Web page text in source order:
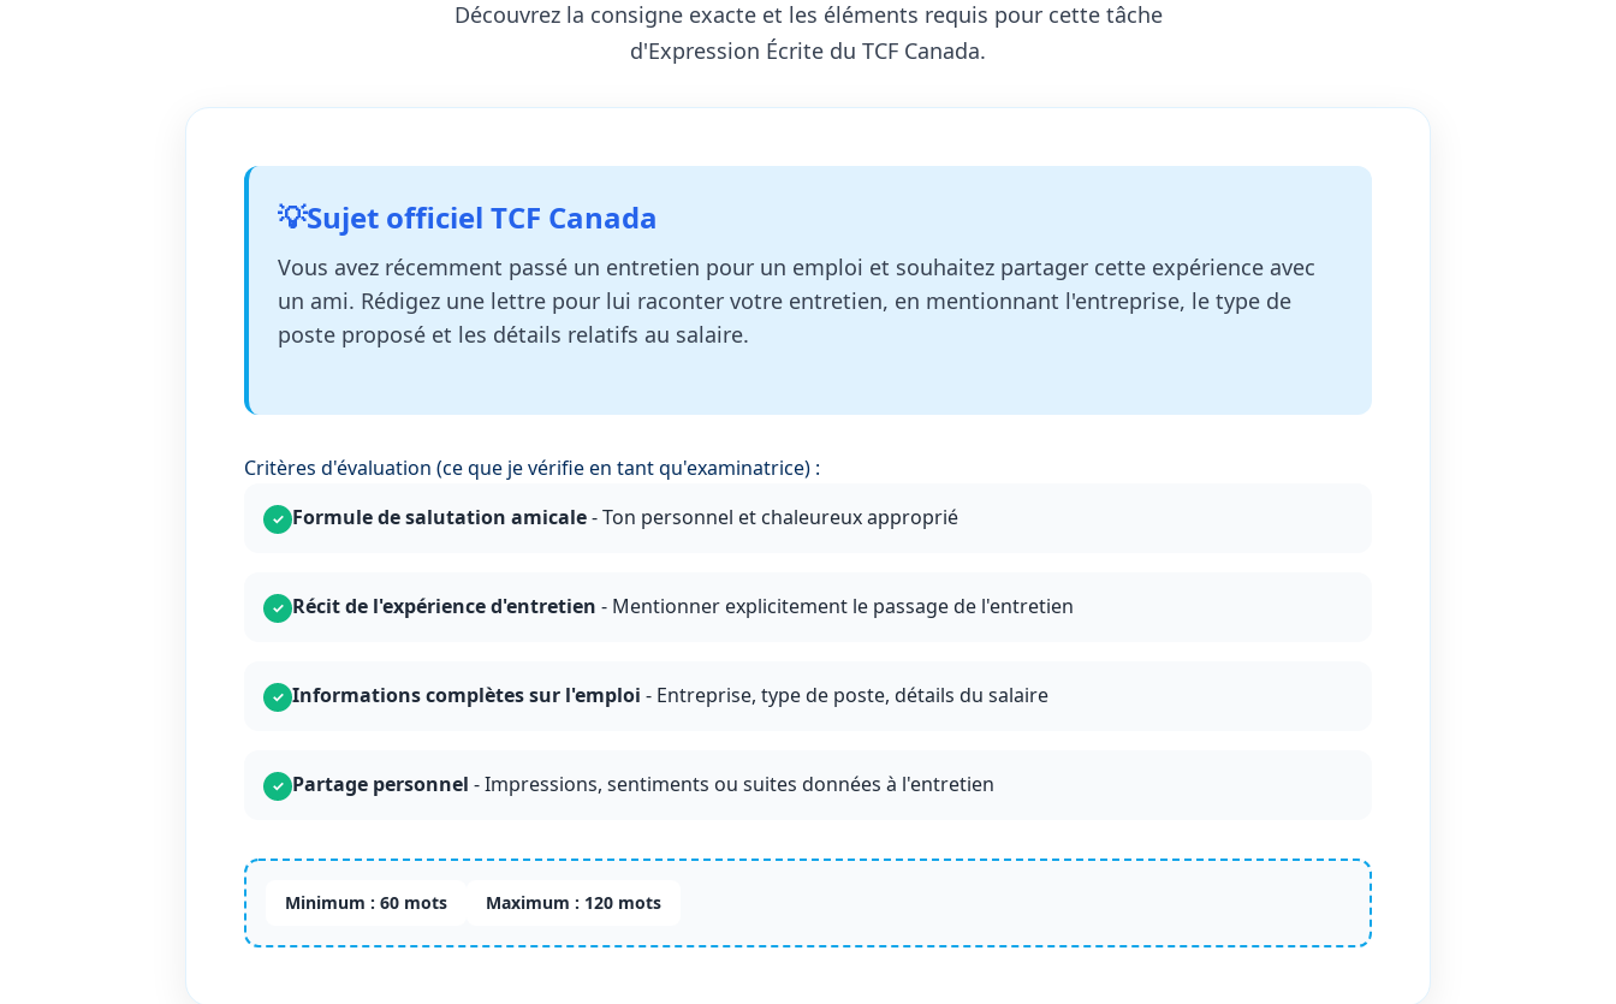
Découvrez la consigne exacte et les éléments requis pour cette tâche
d'Expression Écrite du TCF Canada.
💡Sujet officiel TCF Canada
Vous avez récemment passé un entretien pour un emploi et souhaitez partager cette expérience avec
un ami. Rédigez une lettre pour lui raconter votre entretien, en mentionnant l'entreprise, le type de
poste proposé et les détails relatifs au salaire.
Critères d'évaluation (ce que je vérifie en tant qu'examinatrice) :
✓ Formule de salutation amicale- Ton personnel et chaleureux approprié
✓ Récit de l'expérience d'entretien - Mentionner explicitement le passage de l'entretien
✓ Informations complètes sur l'emploi - Entreprise, type de poste, détails du salaire
✓ Partage personnel - Impressions, sentiments ou suites données à l'entretien
Minimum : 60 mots Maximum : 120 mots